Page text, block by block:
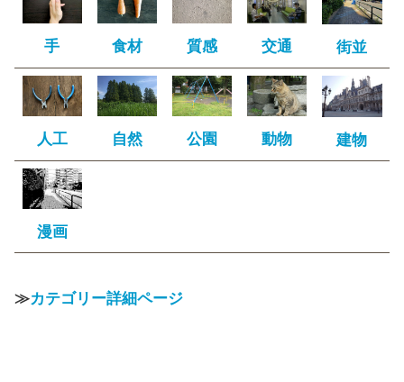
手 食材 質感 交通 街並
人工 自然 公園 動物 建物
漫画
≫カテゴリー詳細ページ